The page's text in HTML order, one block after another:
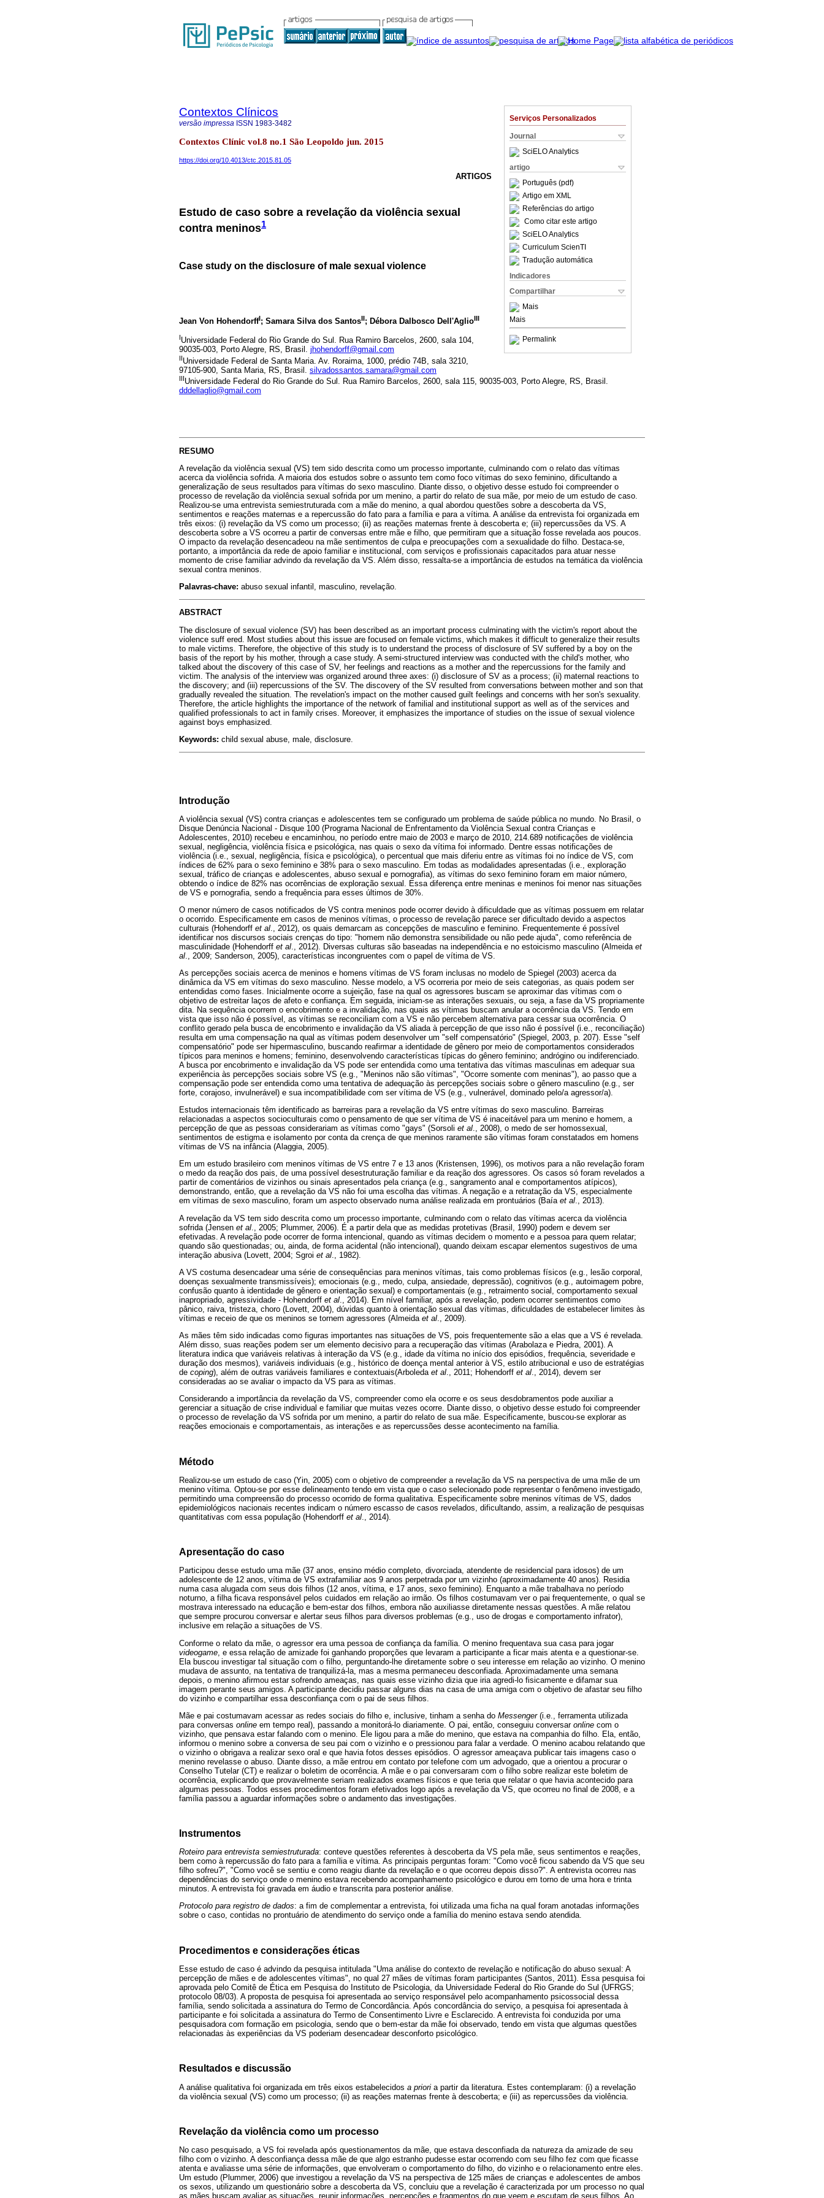
Serviços Personalizados
Journal
SciELO Analytics
artigo
Português (pdf)
Artigo em XML
Referências do artigo
Como citar este artigo
SciELO Analytics
Curriculum ScienTI
Tradução automática
Indicadores
Compartilhar
Mais
Mais
Permalink
Contextos Clínicos
versão impressa ISSN 1983-3482
Contextos Clínic vol.8 no.1 São Leopoldo jun. 2015
https://doi.org/10.4013/ctc.2015.81.05
ARTIGOS
Estudo de caso sobre a revelação da violência sexual
contra meninos1
Case study on the disclosure of male sexual violence
Jean Von HohendorffI; Samara Silva dos SantosII; Débora Dalbosco Dell'AglioIII
IUniversidade Federal do Rio Grande do Sul. Rua Ramiro Barcelos, 2600, sala 104,
90035-003, Porto Alegre, RS, Brasil. jhohendorff@gmail.com
IIUniversidade Federal de Santa Maria. Av. Roraima, 1000, prédio 74B, sala 3210,
97105-900, Santa Maria, RS, Brasil. silvadossantos.samara@gmail.com
IIIUniversidade Federal do Rio Grande do Sul. Rua Ramiro Barcelos, 2600, sala 115, 90035-003, Porto Alegre, RS, Brasil.
dddellaglio@gmail.com
RESUMO
A revelação da violência sexual (VS) tem sido descrita como um processo importante, culminando com o relato das vítimas
acerca da violência sofrida. A maioria dos estudos sobre o assunto tem como foco vítimas do sexo feminino, dificultando a
generalização de seus resultados para vítimas do sexo masculino. Diante disso, o objetivo desse estudo foi compreender o
processo de revelação da violência sexual sofrida por um menino, a partir do relato de sua mãe, por meio de um estudo de caso.
Realizou-se uma entrevista semiestruturada com a mãe do menino, a qual abordou questões sobre a descoberta da VS,
sentimentos e reações maternas e a repercussão do fato para a família e para a vítima. A análise da entrevista foi organizada em
três eixos: (i) revelação da VS como um processo; (ii) as reações maternas frente à descoberta e; (iii) repercussões da VS. A
descoberta sobre a VS ocorreu a partir de conversas entre mãe e filho, que permitiram que a situação fosse revelada aos poucos.
O impacto da revelação desencadeou na mãe sentimentos de culpa e preocupações com a sexualidade do filho. Destaca-se,
portanto, a importância da rede de apoio familiar e institucional, com serviços e profissionais capacitados para atuar nesse
momento de crise familiar advindo da revelação da VS. Além disso, ressalta-se a importância de estudos na temática da violência
sexual contra meninos.
Palavras-chave: abuso sexual infantil, masculino, revelação.
ABSTRACT
The disclosure of sexual violence (SV) has been described as an important process culminating with the victim's report about the
violence suff ered. Most studies about this issue are focused on female victims, which makes it difficult to generalize their results
to male victims. Therefore, the objective of this study is to understand the process of disclosure of SV suffered by a boy on the
basis of the report by his mother, through a case study. A semi-structured interview was conducted with the child's mother, who
talked about the discovery of this case of SV, her feelings and reactions as a mother and the repercussions for the family and
victim. The analysis of the interview was organized around three axes: (i) disclosure of SV as a process; (ii) maternal reactions to
the discovery; and (iii) repercussions of the SV. The discovery of the SV resulted from conversations between mother and son that
gradually revealed the situation. The revelation's impact on the mother caused guilt feelings and concerns with her son's sexuality.
Therefore, the article highlights the importance of the network of familial and institutional support as well as of the services and
qualified professionals to act in family crises. Moreover, it emphasizes the importance of studies on the issue of sexual violence
against boys emphasized.
Keywords: child sexual abuse, male, disclosure.
Introdução
A violência sexual (VS) contra crianças e adolescentes tem se configurado um problema de saúde pública no mundo. No Brasil, o
Disque Denúncia Nacional - Disque 100 (Programa Nacional de Enfrentamento da Violência Sexual contra Crianças e
Adolescentes, 2010) recebeu e encaminhou, no período entre maio de 2003 e março de 2010, 214.689 notificações de violência
sexual, negligência, violência física e psicológica, nas quais o sexo da vítima foi informado. Dentre essas notificações de
violência (i.e., sexual, negligência, física e psicológica), o percentual que mais diferiu entre as vítimas foi no índice de VS, com
índices de 62% para o sexo feminino e 38% para o sexo masculino. Em todas as modalidades apresentadas (i.e., exploração
sexual, tráfico de crianças e adolescentes, abuso sexual e pornografia), as vítimas do sexo feminino foram em maior número,
obtendo o índice de 82% nas ocorrências de exploração sexual. Essa diferença entre meninas e meninos foi menor nas situações
de VS e pornografia, sendo a frequência para esses últimos de 30%.
O menor número de casos notificados de VS contra meninos pode ocorrer devido à dificuldade que as vítimas possuem em relatar
o ocorrido. Especificamente em casos de meninos vítimas, o processo de revelação parece ser dificultado devido a aspectos
culturais (Hohendorff et al ., 2012), os quais demarcam as concepções de masculino e feminino. Frequentemente é possível
identificar nos discursos sociais crenças do tipo: "homem não demonstra sensibilidade ou não pede ajuda", como referência de
masculinidade (Hohendorff et al ., 2012). Diversas culturas são baseadas na independência e no estoicismo masculino (Almeida et
al ., 2009; Sanderson, 2005), características incongruentes com o papel de vítima de VS.
As percepções sociais acerca de meninos e homens vítimas de VS foram inclusas no modelo de Spiegel (2003) acerca da
dinâmica da VS em vítimas do sexo masculino. Nesse modelo, a VS ocorreria por meio de seis categorias, as quais podem ser
entendidas como fases. Inicialmente ocorre a sujeição, fase na qual os agressores buscam se aproximar das vítimas com o
objetivo de estreitar laços de afeto e confiança. Em seguida, iniciam-se as interações sexuais, ou seja, a fase da VS propriamente
dita. Na sequência ocorrem o encobrimento e a invalidação, nas quais as vítimas buscam anular a ocorrência da VS. Tendo em
vista que isso não é possível, as vítimas se reconciliam com a VS e não percebem alternativa para cessar sua ocorrência. O
conflito gerado pela busca de encobrimento e invalidação da VS aliada à percepção de que isso não é possível (i.e., reconciliação)
resulta em uma compensação na qual as vítimas podem desenvolver um "self compensatório" (Spiegel, 2003, p. 207). Esse "self
compensatório" pode ser hipermasculino, buscando reafirmar a identidade de gênero por meio de comportamentos considerados
típicos para meninos e homens; feminino, desenvolvendo características típicas do gênero feminino; andrógino ou indiferenciado.
A busca por encobrimento e invalidação da VS pode ser entendida como uma tentativa das vítimas masculinas em adequar sua
experiência às percepções sociais sobre VS (e.g., "Meninos não são vítimas", "Ocorre somente com meninas"), ao passo que a
compensação pode ser entendida como uma tentativa de adequação às percepções sociais sobre o gênero masculino (e.g., ser
forte, corajoso, invulnerável) e sua incompatibilidade com ser vítima de VS (e.g., vulnerável, dominado pelo/a agressor/a).
Estudos internacionais têm identificado as barreiras para a revelação da VS entre vítimas do sexo masculino. Barreiras
relacionadas a aspectos socioculturais como o pensamento de que ser vítima de VS é inaceitável para um menino e homem, a
percepção de que as pessoas considerariam as vítimas como "gays" (Sorsoli et al., 2008), o medo de ser homossexual,
sentimentos de estigma e isolamento por conta da crença de que meninos raramente são vítimas foram constatados em homens
vítimas de VS na infância (Alaggia, 2005).
Em um estudo brasileiro com meninos vítimas de VS entre 7 e 13 anos (Kristensen, 1996), os motivos para a não revelação foram
o medo da reação dos pais, de uma possível desestruturação familiar e da reação dos agressores. Os casos só foram revelados a
partir de comentários de vizinhos ou sinais apresentados pela criança (e.g., sangramento anal e comportamentos atípicos),
demonstrando, então, que a revelação da VS não foi uma escolha das vítimas. A negação e a retratação da VS, especialmente
em vítimas de sexo masculino, foram um aspecto observado numa análise realizada em prontuários (Baía et al., 2013).
A revelação da VS tem sido descrita como um processo importante, culminando com o relato das vítimas acerca da violência
sofrida (Jensen et al ., 2005; Plummer, 2006). É a partir dela que as medidas protetivas (Brasil, 1990) podem e devem ser
efetivadas. A revelação pode ocorrer de forma intencional, quando as vítimas decidem o momento e a pessoa para quem relatar;
quando são questionadas; ou, ainda, de forma acidental (não intencional), quando deixam escapar elementos sugestivos de uma
interação abusiva (Lovett, 2004; Sgroi et al ., 1982).
A VS costuma desencadear uma série de consequências para meninos vítimas, tais como problemas físicos (e.g., lesão corporal,
doenças sexualmente transmissíveis); emocionais (e.g., medo, culpa, ansiedade, depressão), cognitivos (e.g., autoimagem pobre,
confusão quanto à identidade de gênero e orientação sexual) e comportamentais (e.g., retraimento social, comportamento sexual
inapropriado, agressividade - Hohendorff et al ., 2014). Em nível familiar, após a revelação, podem ocorrer sentimentos como
pânico, raiva, tristeza, choro (Lovett, 2004), dúvidas quanto à orientação sexual das vítimas, dificuldades de estabelecer limites às
vítimas e receio de que os meninos se tornem agressores (Almeida et al ., 2009).
As mães têm sido indicadas como figuras importantes nas situações de VS, pois frequentemente são a elas que a VS é revelada.
Além disso, suas reações podem ser um elemento decisivo para a recuperação das vítimas (Arabolaza e Piedra, 2001). A
literatura indica que variáveis relativas à interação da VS (e.g., idade da vítima no início dos episódios, frequência, severidade e
duração dos mesmos), variáveis individuais (e.g., histórico de doença mental anterior à VS, estilo atribucional e uso de estratégias
de coping), além de outras variáveis familiares e contextuais(Arboleda et al., 2011; Hohendorff et al., 2014), devem ser
consideradas ao se avaliar o impacto da VS para as vítimas.
Considerando a importância da revelação da VS, compreender como ela ocorre e os seus desdobramentos pode auxiliar a
gerenciar a situação de crise individual e familiar que muitas vezes ocorre. Diante disso, o objetivo desse estudo foi compreender
o processo de revelação da VS sofrida por um menino, a partir do relato de sua mãe. Especificamente, buscou-se explorar as
reações emocionais e comportamentais, as interações e as repercussões desse acontecimento na família.
Método
Realizou-se um estudo de caso (Yin, 2005) com o objetivo de compreender a revelação da VS na perspectiva de uma mãe de um
menino vítima. Optou-se por esse delineamento tendo em vista que o caso selecionado pode representar o fenômeno investigado,
permitindo uma compreensão do processo ocorrido de forma qualitativa. Especificamente sobre meninos vítimas de VS, dados
epidemiológicos nacionais recentes indicam o número escasso de casos revelados, dificultando, assim, a realização de pesquisas
quantitativas com essa população (Hohendorff et al ., 2014).
Apresentação do caso
Participou desse estudo uma mãe (37 anos, ensino médio completo, divorciada, atendente de residencial para idosos) de um
adolescente de 12 anos, vítima de VS extrafamiliar aos 9 anos perpetrada por um vizinho (aproximadamente 40 anos). Residia
numa casa alugada com seus dois filhos (12 anos, vítima, e 17 anos, sexo feminino). Enquanto a mãe trabalhava no período
noturno, a filha ficava responsável pelos cuidados em relação ao irmão. Os filhos costumavam ver o pai frequentemente, o qual se
mostrava interessado na educação e bem-estar dos filhos, embora não auxiliasse diretamente nessas questões. A mãe relatou
que sempre procurou conversar e alertar seus filhos para diversos problemas (e.g., uso de drogas e comportamento infrator),
inclusive em relação a situações de VS.
Conforme o relato da mãe, o agressor era uma pessoa de confiança da família. O menino frequentava sua casa para jogar
videogame , e essa relação de amizade foi ganhando proporções que levaram a participante a ficar mais atenta e a questionar-se.
Ela buscou investigar tal situação com o filho, perguntando-lhe diretamente sobre o seu interesse em relação ao vizinho. O menino
mudava de assunto, na tentativa de tranquilizá-la, mas a mesma permaneceu desconfiada. Aproximadamente uma semana
depois, o menino afirmou estar sofrendo ameaças, nas quais esse vizinho dizia que iria agredi-lo fisicamente e difamar sua
imagem perante seus amigos. A participante decidiu passar alguns dias na casa de uma amiga com o objetivo de afastar seu filho
do vizinho e compartilhar essa desconfiança com o pai de seus filhos.
Mãe e pai costumavam acessar as redes sociais do filho e, inclusive, tinham a senha do Messenger(i.e., ferramenta utilizada
para conversas online em tempo real), passando a monitorá-lo diariamente. O pai, então, conseguiu conversar online com o
vizinho, que pensava estar falando com o menino. Ele ligou para a mãe do menino, que estava na companhia do filho. Ela, então,
informou o menino sobre a conversa de seu pai com o vizinho e o pressionou para falar a verdade. O menino acabou relatando que
o vizinho o obrigava a realizar sexo oral e que havia fotos desses episódios. O agressor ameaçava publicar tais imagens caso o
menino revelasse o abuso. Diante disso, a mãe entrou em contato por telefone com um advogado, que a orientou a procurar o
Conselho Tutelar (CT) e realizar o boletim de ocorrência. A mãe e o pai conversaram com o filho sobre realizar este boletim de
ocorrência, explicando que provavelmente seriam realizados exames físicos e que teria que relatar o que havia acontecido para
algumas pessoas. Todos esses procedimentos foram efetivados logo após a revelação da VS, que ocorreu no final de 2008, e a
família passou a aguardar informações sobre o andamento das investigações.
Instrumentos
Roteiro para entrevista semiestruturada: conteve questões referentes à descoberta da VS pela mãe, seus sentimentos e reações,
bem como à repercussão do fato para a família e vítima. As principais perguntas foram: "Como você ficou sabendo da VS que seu
filho sofreu?", "Como você se sentiu e como reagiu diante da revelação e o que ocorreu depois disso?". A entrevista ocorreu nas
dependências do serviço onde o menino estava recebendo acompanhamento psicológico e durou em torno de uma hora e trinta
minutos. A entrevista foi gravada em áudio e transcrita para posterior análise.
Protocolo para registro de dados: a fim de complementar a entrevista, foi utilizada uma ficha na qual foram anotadas informações
sobre o caso, contidas no prontuário de atendimento do serviço onde a família do menino estava sendo atendida.
Procedimentos e considerações éticas
Esse estudo de caso é advindo da pesquisa intitulada "Uma análise do contexto de revelação e notificação do abuso sexual: A
percepção de mães e de adolescentes vítimas", no qual 27 mães de vítimas foram participantes (Santos, 2011). Essa pesquisa foi
aprovada pelo Comitê de Ética em Pesquisa do Instituto de Psicologia, da Universidade Federal do Rio Grande do Sul (UFRGS;
protocolo 08/03). A proposta de pesquisa foi apresentada ao serviço responsável pelo acompanhamento psicossocial dessa
família, sendo solicitada a assinatura do Termo de Concordância. Após concordância do serviço, a pesquisa foi apresentada à
participante e foi solicitada a assinatura do Termo de Consentimento Livre e Esclarecido. A entrevista foi conduzida por uma
pesquisadora com formação em psicologia, sendo que o bem-estar da mãe foi observado, tendo em vista que algumas questões
relacionadas às experiências da VS poderiam desencadear desconforto psicológico.
Resultados e discussão
A análise qualitativa foi organizada em três eixos estabelecidos a priori a partir da literatura. Estes contemplaram: (i) a revelação
da violência sexual (VS) como um processo; (ii) as reações maternas frente à descoberta; e (iii) as repercussões da violência.
Revelação da violência como um processo
No caso pesquisado, a VS foi revelada após questionamentos da mãe, que estava desconfiada da natureza da amizade de seu
filho com o vizinho. A desconfiança dessa mãe de que algo estranho pudesse estar ocorrendo com seu filho fez com que ficasse
atenta e avaliasse uma série de informações, que envolveram o comportamento do filho, do vizinho e o relacionamento entre eles.
Um estudo (Plummer, 2006) que investigou a revelação da VS na perspectiva de 125 mães de crianças e adolescentes de ambos
os sexos, utilizando um questionário sobre a descoberta da VS, concluiu que a revelação é caracterizada por um processo no qual
as mães buscam avaliar as situações, reunir informações, percepções e fragmentos do que veem e escutam de seus filhos. Ao